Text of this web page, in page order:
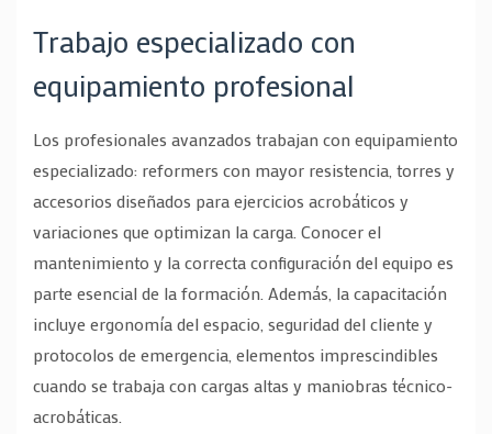
Trabajo especializado con
equipamiento profesional
Los profesionales avanzados trabajan con equipamiento
especializado: reformers con mayor resistencia, torres y
accesorios diseñados para ejercicios acrobáticos y
variaciones que optimizan la carga. Conocer el
mantenimiento y la correcta configuración del equipo es
parte esencial de la formación. Además, la capacitación
incluye ergonomía del espacio, seguridad del cliente y
protocolos de emergencia, elementos imprescindibles
cuando se trabaja con cargas altas y maniobras técnico-
acrobáticas.